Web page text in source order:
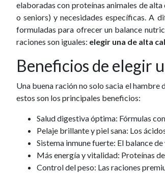
elaboradas con proteínas animales de alta
o seniors) y necesidades específicas.A
formuladas para ofrecer un balance
raciones son iguales: elegir una de alta
Beneficios de elegir
Una buena ración no solo sacia el hambre
estos son los principales beneficios:
Salud digestiva óptima: Fórmulas
Pelaje brillante y piel sana: Los
Sistema inmune fuerte: El balance
Más energía y vitalidad: Proteínas
Control del peso: Las raciones